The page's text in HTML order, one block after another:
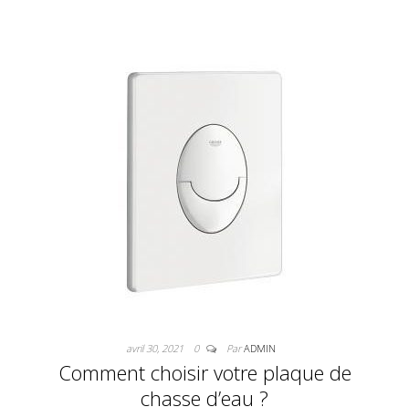
avril 30, 2021 0 ParADMIN
Comment choisir votre plaque de
chasse d’eau ?